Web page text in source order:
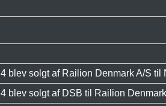
blev solgt af Railion Denmark A/S
blev solgt af DSB til Railion